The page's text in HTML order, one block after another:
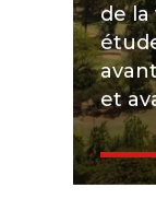
de la
et